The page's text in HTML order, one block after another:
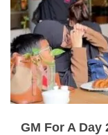
GM For A Day